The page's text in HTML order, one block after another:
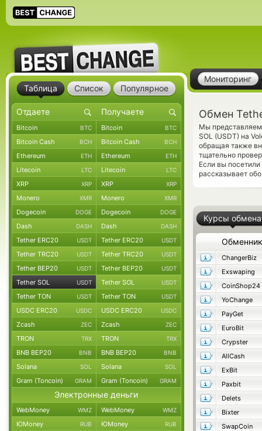
Мониторинг
Обмен
Мы представляем
SOL (USDT) на
обращая также
тщательно
Если вы
рассказывает
Курсы обмена
Обменник
ChangerBiz
Exswaping
CoinShop24
YoChange
PayGet
EuroBit
Crypster
AllCash
ExBit
Paxbit
Delets
Bixter
SwapCoin
Таблица Список Популярное
Bitcoin BTC Bitcoin BTC
Bitcoin Cash BCH Bitcoin Cash BCH
Ethereum ETH Ethereum ETH
Litecoin LTC Litecoin LTC
XRP XRP XRP XRP
Monero XMR Monero XMR
Dogecoin DOGE Dogecoin DOGE
Dash DASH Dash DASH
Tether ERC20 USDT Tether ERC20 USDT
Tether TRC20 USDT Tether TRC20 USDT
Tether BEP20 USDT Tether BEP20 USDT
Tether SOL USDT Tether SOL USDT
Tether TON USDT Tether TON USDT
USDC ERC20 USDC USDC ERC20 USDC
Zcash ZEC Zcash ZEC
TRON TRX TRON TRX
BNB BEP20 BNB BNB BEP20 BNB
Solana SOL Solana SOL
Gram (Toncoin) GRAM Gram (Toncoin) GRAM
Электронные деньги
WebMoney WMZ WebMoney WMZ
ЮMoney RUB ЮMoney RUB